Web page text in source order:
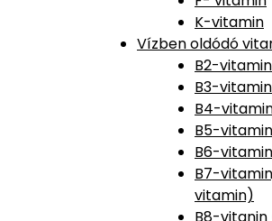
K-vitamin
Vízben oldódó
B2-
B3-
B4-
B5-
B6-
B7-v
vitamin)